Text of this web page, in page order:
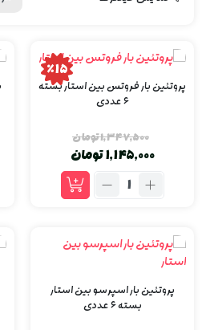
٪15
پروتئین بار فروتس بین استار بسته
۶ عددی
1,347,500تومان
1,145,000تومان
پروتئین بار اسپرسو بین استار
بسته ۶ عددی